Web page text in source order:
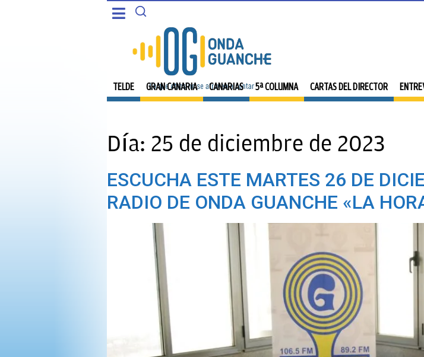
PORTADA
CANARIAS
5ª COLUMNA
CARTAS DEL DIRECTOR
ENTREVISTAS
PROGRAMAS
TELDE GRAN CANARIA CANARIAS 5ª COLUMNA CARTAS DEL DIRECTOR
5ª COLUMNA
CARTAS DEL DIRECTOR
PROGRAMAS
Día: 25 de diciembre de 2023
ESCUCHA ESTE MARTES 26 DE
RADIO DE ONDA GUANCHE «LA